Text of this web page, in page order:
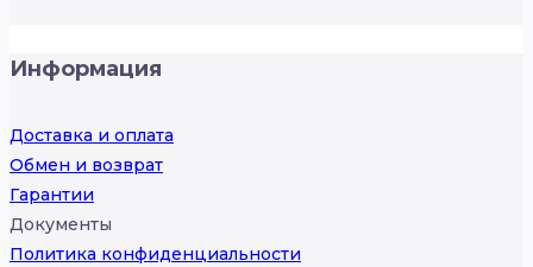
Информация
Доставка и оплата
Обмен и возврат
Гарантии
Документы
Политика конфиденциальности